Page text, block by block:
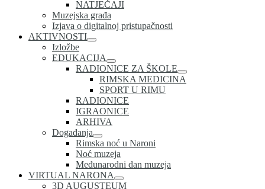
NATJEČAJI
Muzejska građa
Izjava o digitalnoj pristupačnosti
AKTIVNOSTI
Izložbe
EDUKACIJA
RADIONICE ZA ŠKOLE
RIMSKA MEDICINA
SPORT U RIMU
RADIONICE
IGRAONICE
ARHIVA
Događanja
Rimska noć u Naroni
Noć muzeja
Međunarodni dan muzeja
VIRTUAL NARONA
3D AUGUSTEUM